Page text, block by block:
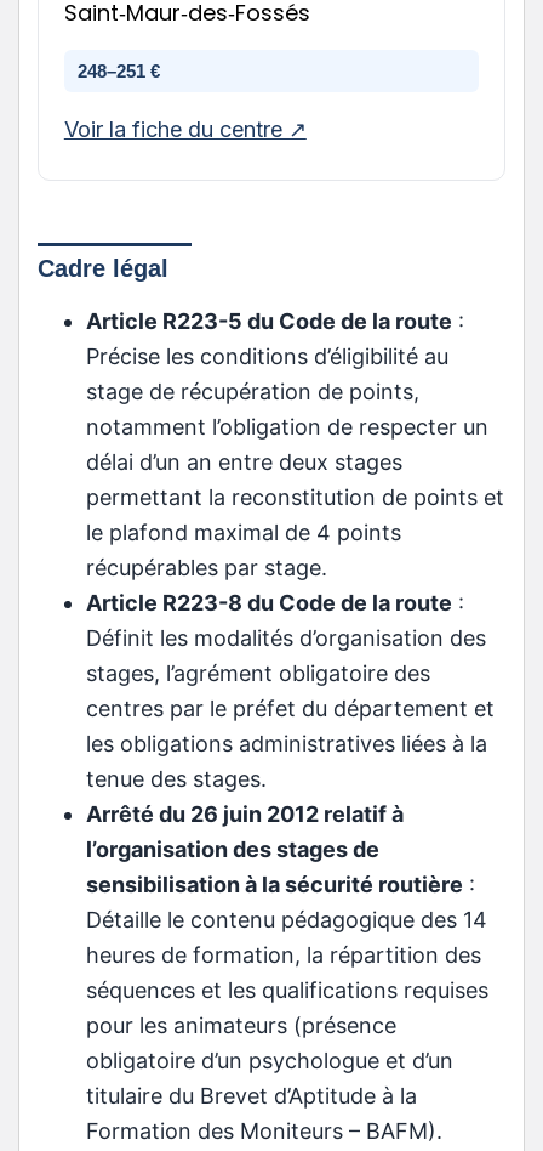
Saint‑Maur‑des‑Fossés
248–251 €
Voir la fiche du centre ↗
Cadre légal
Article R223-5 du Code de la route :
Précise les conditions d’éligibilité au
stage de récupération de points,
notamment l’obligation de respecter un
délai d’un an entre deux stages
permettant la reconstitution de points et
le plafond maximal de 4 points
récupérables par stage.
Article R223-8 du Code de la route :
Définit les modalités d’organisation des
stages, l’agrément obligatoire des
centres par le préfet du département et
les obligations administratives liées à la
tenue des stages.
Arrêté du 26 juin 2012 relatif à
l’organisation des stages de
sensibilisation à la sécurité routière :
Détaille le contenu pédagogique des 14
heures de formation, la répartition des
séquences et les qualifications requises
pour les animateurs (présence
obligatoire d’un psychologue et d’un
titulaire du Brevet d’Aptitude à la
Formation des Moniteurs – BAFM).